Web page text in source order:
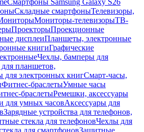
Смартфоны Samsung Galaxy S26
Складные смартфоныТелевизоры,
Мониторы-телевизорыТВ-
ПроекторыПроекционные
дисплеиПланшеты, электронные
книгиГрафические
Чехлы, бамперы для
планшетов,
для электронных книгСмарт-часы,
Фитнес-браслетыУмные часы
браслетыРемешки, аксессуары
для умных часовАксессуары для
Зарядные устройства для телефонов,
стекла для телефоновЧехлы для
для смартфоновЗащитные